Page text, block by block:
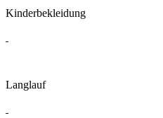
Kinderbekleidung
Langlauf